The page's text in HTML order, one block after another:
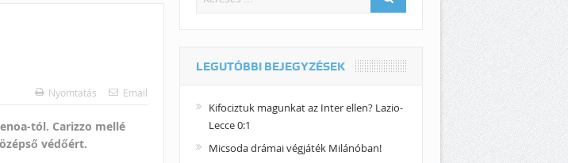
Nyomtatás Email
tól. Carizzo mellé
védőért.
LEGUTÓBBI BEJEGYZÉSEK
Kifociztuk magunkat az Inter ellen? Lazio-
Lecce 0:1
Micsoda drámai végjáték Milánóban!